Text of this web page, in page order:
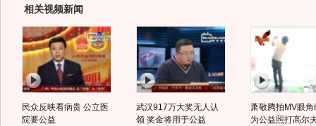
相关视频新闻
民众反映看病贵 公立医
院要公益
武汉917万大奖无人认
领 奖金将用于公益
萧敬腾拍MV眼角
为公益照打高尔